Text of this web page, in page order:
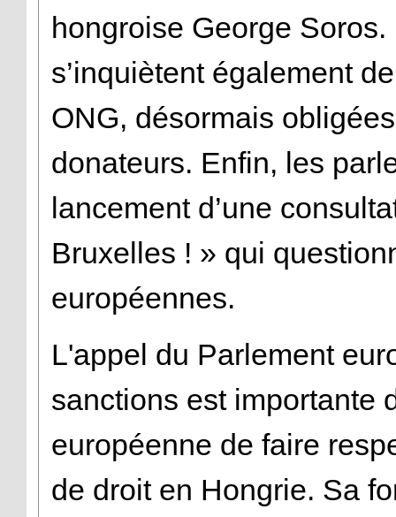
hongroise George
s’inquiètent également
ONG, désormais
donateurs. Enfin, les
lancement d’une
Bruxelles ! » qui
européennes.
L'appel du Parlement
sanctions est importante
européenne de faire
de droit en Hongrie. Sa